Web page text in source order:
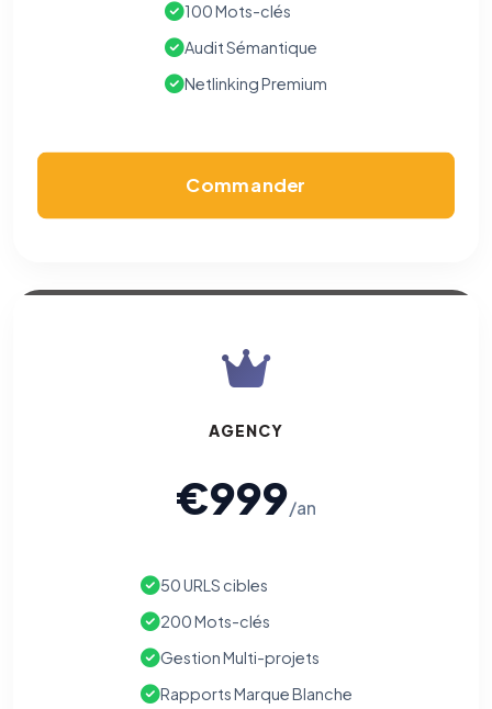
100 Mots-clés
Audit Sémantique
Netlinking Premium
Commander
AGENCY
€999/an
50 URLS cibles
200 Mots-clés
Gestion Multi-projets
Rapports Marque Blanche